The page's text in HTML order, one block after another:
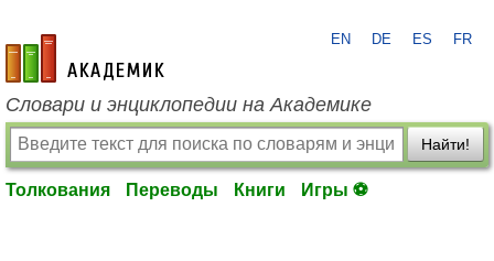
academic.ru
EN DE ES FR
Словари и энциклопедии на Академике
Найти!
Толкования Переводы Книги Игры ⚽